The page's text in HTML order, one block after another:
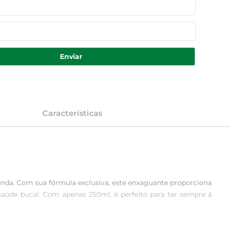
Enviar
Características
Com sua fórmula exclusiva, este enxaguante proporciona
bucal. Com apenas 250ml, é perfeito para ter sempre à